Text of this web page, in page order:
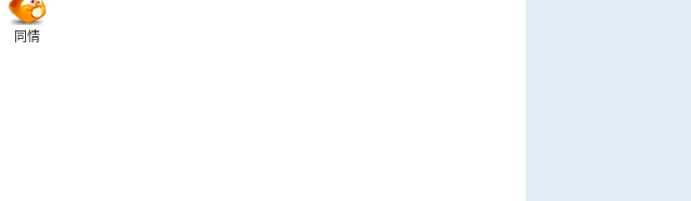
同情